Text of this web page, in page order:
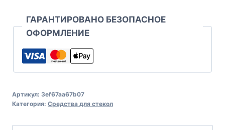
ГАРАНТИРОВАНО БЕЗОПАСНОЕ
ОФОРМЛЕНИЕ
Артикул: 3ef67aa67b07
Категория: Средства для стекол